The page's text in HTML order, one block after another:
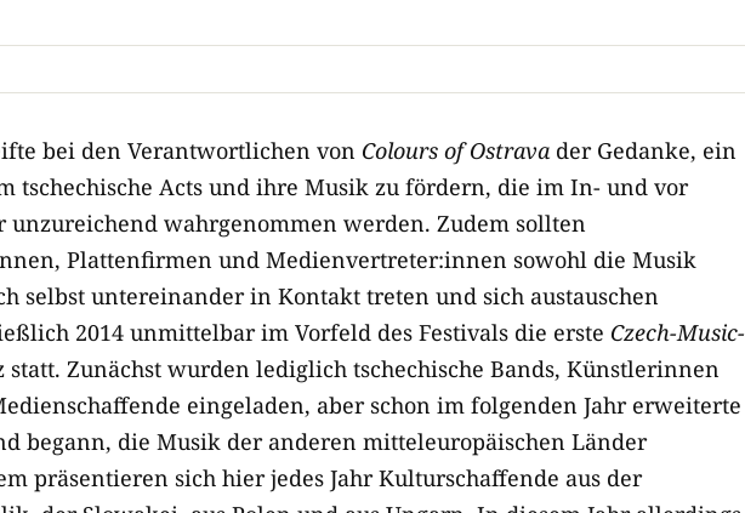
bei den Verantwortlichen von Colours of Ostrava der Gedanke, ein
tschechische Acts und ihre Musik zu fördern, die im In- und vor
wahrgenommen werden. Zudem sollten
Plattenfirmen und Medienvertreter:innen sowohl die Musik
selbst untereinander in Kontakt treten und sich austauschen
2014 unmittelbar im Vorfeld des Festivals die erste Czech-Music-
statt. Zunächst wurden lediglich tschechische Bands, Künstlerinnen
eingeladen, aber schon im folgenden Jahr erweiterte
begann, die Musik der anderen mitteleuropäischen Länder
präsentieren sich hier jedes Jahr Kulturschaffende aus der